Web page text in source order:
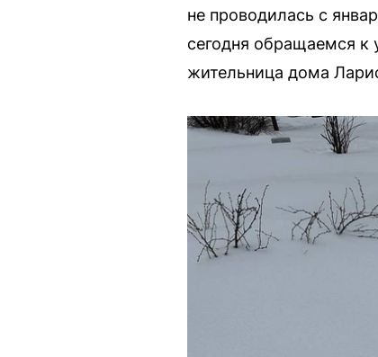
не проводилась с
сегодня обращаемся
жительница дома